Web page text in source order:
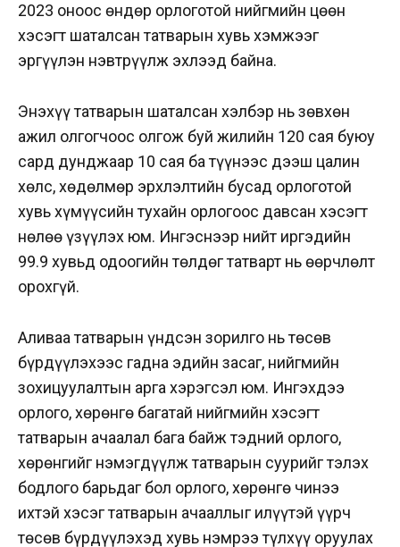
2023 оноос өндөр орлоготой нийгмийн цөөн
хэсэгт шаталсан татварын хувь хэмжээг
эргүүлэн нэвтрүүлж эхлээд байна.
Энэхүү татварын шаталсан хэлбэр нь зөвхөн
ажил олгогчоос олгож буй жилийн 120 сая буюу
сард дунджаар 10 сая ба түүнээс дээш цалин
хөлс, хөдөлмөр эрхлэлтийн бусад орлоготой
хувь хүмүүсийн тухайн орлогоос давсан хэсэгт
нөлөө үзүүлэх юм. Ингэснээр нийт иргэдийн
99.9 хувьд одоогийн төлдөг татварт нь өөрчлөлт
орохгүй.
Аливаа татварын үндсэн зорилго нь төсөв
бүрдүүлэхээс гадна эдийн засаг, нийгмийн
зохицуулалтын арга хэрэгсэл юм. Ингэхдээ
орлого, хөрөнгө багатай нийгмийн хэсэгт
татварын ачаалал бага байж тэдний орлого,
хөрөнгийг нэмэгдүүлж татварын суурийг тэлэх
бодлого барьдаг бол орлого, хөрөнгө чинээ
ихтэй хэсэг татварын ачааллыг илүүтэй үүрч
төсөв бүрдүүлэхэд хувь нэмрээ түлхүү оруулах